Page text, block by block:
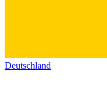
Deutschland